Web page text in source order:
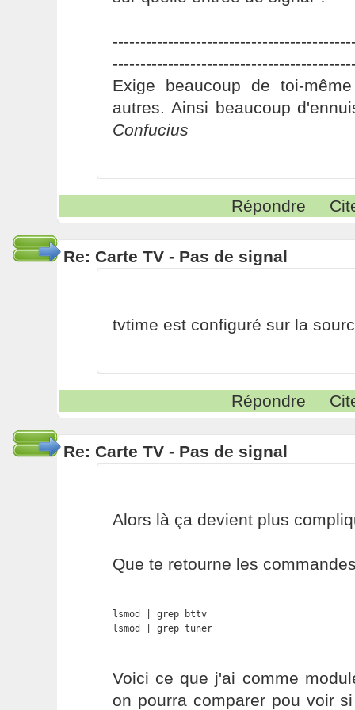
Exige beaucoup de toi-
autres. Ainsi beaucoup
Confucius
Répondre
Re: Carte TV - Pas de signal
tvtime est configuré sur la
Répondre
Re: Carte TV - Pas de signal
Alors là ça devient plus
Que te retourne les
lsmod | grep bttv
lsmod | grep tuner
Voici ce que j'ai comme
on pourra comparer pou voir